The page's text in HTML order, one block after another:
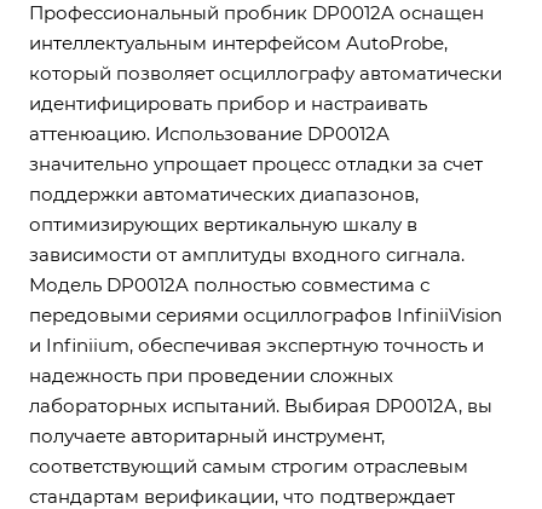
Профессиональный пробник DP0012A оснащен
интеллектуальным интерфейсом AutoProbe,
который позволяет осциллографу автоматически
идентифицировать прибор и настраивать
аттенюацию. Использование DP0012A
значительно упрощает процесс отладки за счет
поддержки автоматических диапазонов,
оптимизирующих вертикальную шкалу в
зависимости от амплитуды входного сигнала.
Модель DP0012A полностью совместима с
передовыми сериями осциллографов InfiniiVision
и Infiniium, обеспечивая экспертную точность и
надежность при проведении сложных
лабораторных испытаний. Выбирая DP0012A, вы
получаете авторитарный инструмент,
соответствующий самым строгим отраслевым
стандартам верификации, что подтверждает